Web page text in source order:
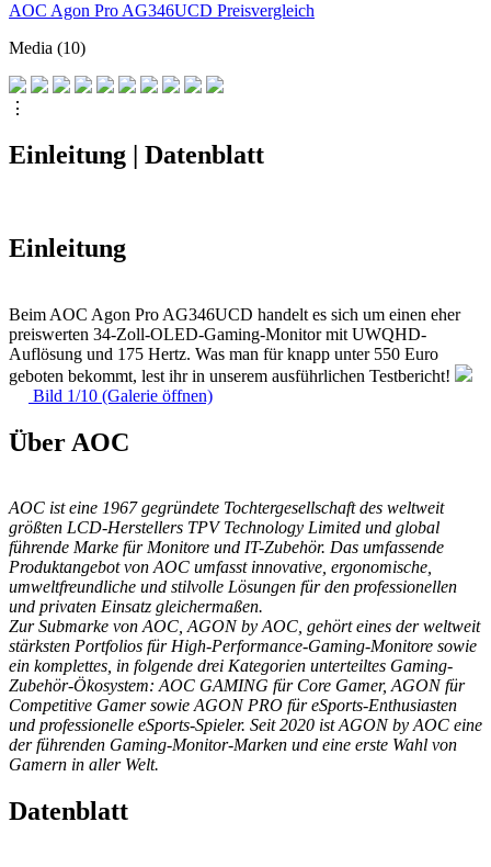
AOC Agon Pro AG346UCD Preisvergleich
Media (10)
⋮
Einleitung | Datenblatt
Einleitung
Beim AOC Agon Pro AG346UCD handelt es sich um einen eher
preiswerten 34-Zoll-OLED-Gaming-Monitor mit UWQHD-
Auflösung und 175 Hertz. Was man für knapp unter 550 Euro
geboten bekommt, lest ihr in unserem ausführlichen Testbericht!
Bild 1/10 (Galerie öffnen)
Über AOC
AOC ist eine 1967 gegründete Tochtergesellschaft des weltweit
größten LCD-Herstellers TPV Technology Limited und global
führende Marke für Monitore und IT-Zubehör. Das umfassende
Produktangebot von AOC umfasst innovative, ergonomische,
umweltfreundliche und stilvolle Lösungen für den professionellen
und privaten Einsatz gleichermaßen.
Zur Submarke von AOC, AGON by AOC, gehört eines der weltweit
stärksten Portfolios für High-Performance-Gaming-Monitore sowie
ein komplettes, in folgende drei Kategorien unterteiltes Gaming-
Zubehör-Ökosystem: AOC GAMING für Core Gamer, AGON für
Competitive Gamer sowie AGON PRO für eSports-Enthusiasten
und professionelle eSports-Spieler. Seit 2020 ist AGON by AOC eine
der führenden Gaming-Monitor-Marken und eine erste Wahl von
Gamern in aller Welt.
Datenblatt